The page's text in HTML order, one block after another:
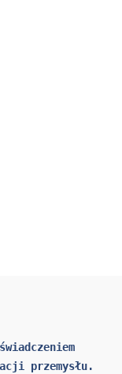
przemysłu.